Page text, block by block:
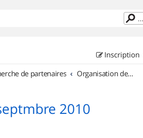
Inscription
de partenaires Organisation de sorties en région Picardie
2010